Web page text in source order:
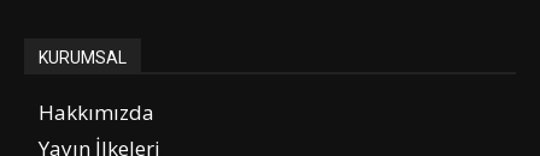
KURUMSAL
Hakkımızda
Yayın İlkeleri